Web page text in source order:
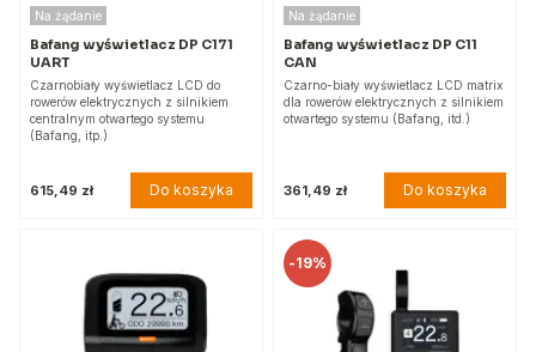
Na żądanie
Bafang wyświetlacz DP C171
UART
Czarnobiały wyświetlacz LCD do
rowerów elektrycznych z silnikiem
centralnym otwartego systemu
(Bafang, itp.)
615,49 zł Do koszyka
Na żądanie
Bafang wyświetlacz DP C11
CAN
Czarno-biały wyświetlacz LCD matrix
dla rowerów elektrycznych z silnikiem
otwartego systemu (Bafang, itd.)
361,49 zł Do koszyka
-19%